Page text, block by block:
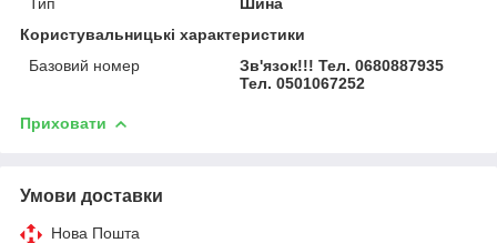
Користувальницькі характеристики
Базовий номер
Зв'язок!!! Тел. 0680887935
Тел. 0501067252
Приховати
Умови доставки
Нова Пошта